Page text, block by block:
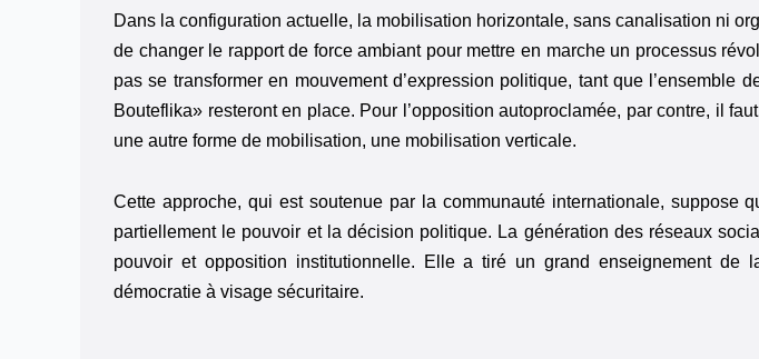
Dans la configuration actuelle, la mobilisation horizontale, sans canalisation ni
de changer le rapport de force ambiant pour mettre en marche un processus
pas se transformer en mouvement d’expression politique, tant que l’ensemble
Bouteflika» resteront en place. Pour l’opposition autoproclamée, par contre, il
une autre forme de mobilisation, une mobilisation verticale.
Cette approche, qui est soutenue par la communauté internationale, suppose
partiellement le pouvoir et la décision politique. La génération des réseaux
pouvoir et opposition institutionnelle. Elle a tiré un grand enseignement de
démocratie à visage sécuritaire.